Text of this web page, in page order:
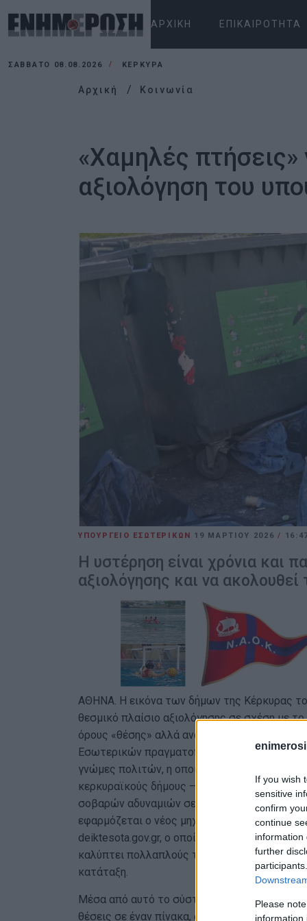
If you wish
sensitive
confirm
continue
information
further
Please
information
ΑΡΧΙΚΉ ΕΠΙΚΑΙΡΌΤΗΤΑ
ΣΆΒΒΑΤΟ 08.08.2026 ΚΕΡΚΥΡΑ
Αρχική Κοινωνία
«Χαμηλές
αξιολόγηση του
ΥΠΟΥΡΓΕΙΟ ΕΣΩΤΕΡΙΚΩΝ 19 ΜΑΡΤΊΟΥ 2026/
Η υστέρηση είναι χρόνια και
αξιολόγησης και να
ΑΘΗΝΑ. Η εικόνα των δήμων της Κέρκυρας
θεσμικό πλαίσιο αξιολόγησης σε σχέση με
όρους «θέσης» αλλά αναδεικνύει πιο
Εσωτερικών πραγματοποίησε για πρώτη
γνώμες πολιτών, η οποία παρήγαγε μια
κερκυραϊκούς δήμους –Κεντρικής, Βόρειας
σοβαρών αδυναμιών σε υποδομές και οδικό
εφαρμόζεται ο νέος μηχανισμός συνεχούς
deiktesota.gov.gr, ο οποίος βασίζεται σε
καλύπτει πολλαπλούς τομείς λειτουργίας
κατάταξη.
Μέσα από αυτό το σύστημα, οι δήμοι της
θέσεις σε έναν πίνακα, αλλά ως σύνολα